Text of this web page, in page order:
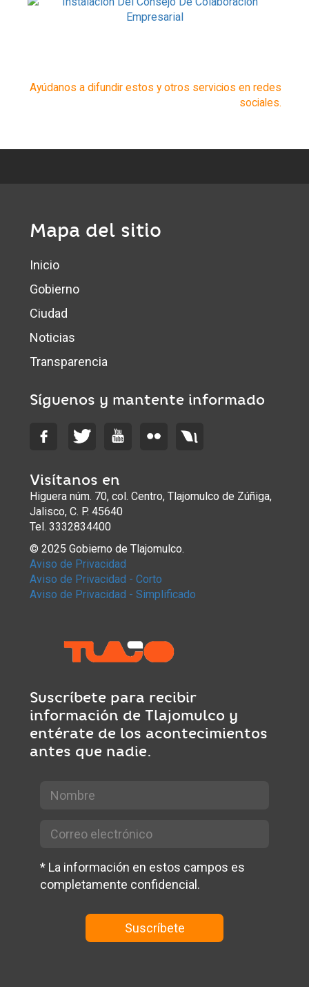
Ayúdanos a difundir estos y otros servicios en redes
sociales.
Mapa del sitio
Inicio
Gobierno
Ciudad
Noticias
Transparencia
Síguenos y mantente informado
Visítanos en
Higuera núm. 70, col. Centro, Tlajomulco de Zúñiga,
Jalisco, C. P. 45640
Tel. 3332834400
© 2025 Gobierno de Tlajomulco.
Aviso de Privacidad
Aviso de Privacidad - Corto
Aviso de Privacidad - Simplificado
Suscríbete para recibir
información de Tlajomulco y
entérate de los acontecimientos
antes que nadie.
* La información en estos campos es
completamente confidencial.